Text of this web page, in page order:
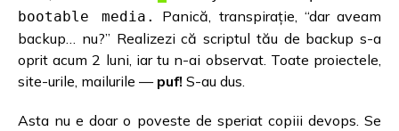
bootable media.
Panică, transpirație, “dar aveam
backup… nu?” Realizezi că scriptul tău de backup s-a
oprit acum 2 luni, iar tu n-ai observat. Toate proiectele,
site-urile, mailurile — puf! S-au dus.
Asta nu e doar o poveste de speriat copiii devops. Se